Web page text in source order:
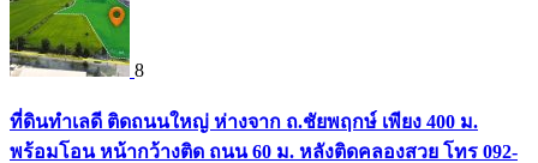
8
ที่ดินทำเลดี ติดถนนใหญ่ ห่างจาก ถ.ชัยพฤกษ์ เพียง 400 ม.
พร้อมโอน หน้ากว้างติด ถนน 60 ม. หลังติดคลองสวย โทร 092-